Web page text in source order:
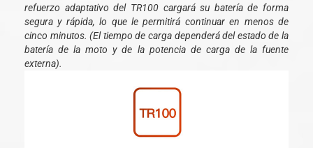
refuerzo adaptativo del TR100 cargará su batería de forma
segura y rápida, lo que le permitirá continuar en menos de
cinco minutos. (El tiempo de carga dependerá del estado de la
batería de la moto y de la potencia de carga de la fuente
externa).